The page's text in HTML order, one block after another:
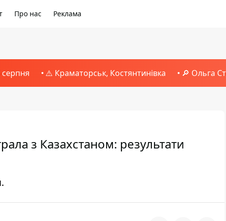
Про нас Реклама
серпня ⚠️ Краматорськ, Костянтинівка 🔎 Ольга
з Казахстаном: результати